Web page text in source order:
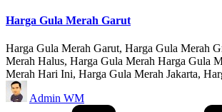
Harga Gula Merah Garut
Harga Gula Merah Garut, Harga Gula Merah
Merah Halus, Harga Gula Merah Harga Gula
Merah Hari Ini, Harga Gula Merah Jakarta,
Posted
by
Admin WM